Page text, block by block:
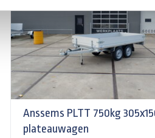
Anssems PLTT 750kg
plateauwagen